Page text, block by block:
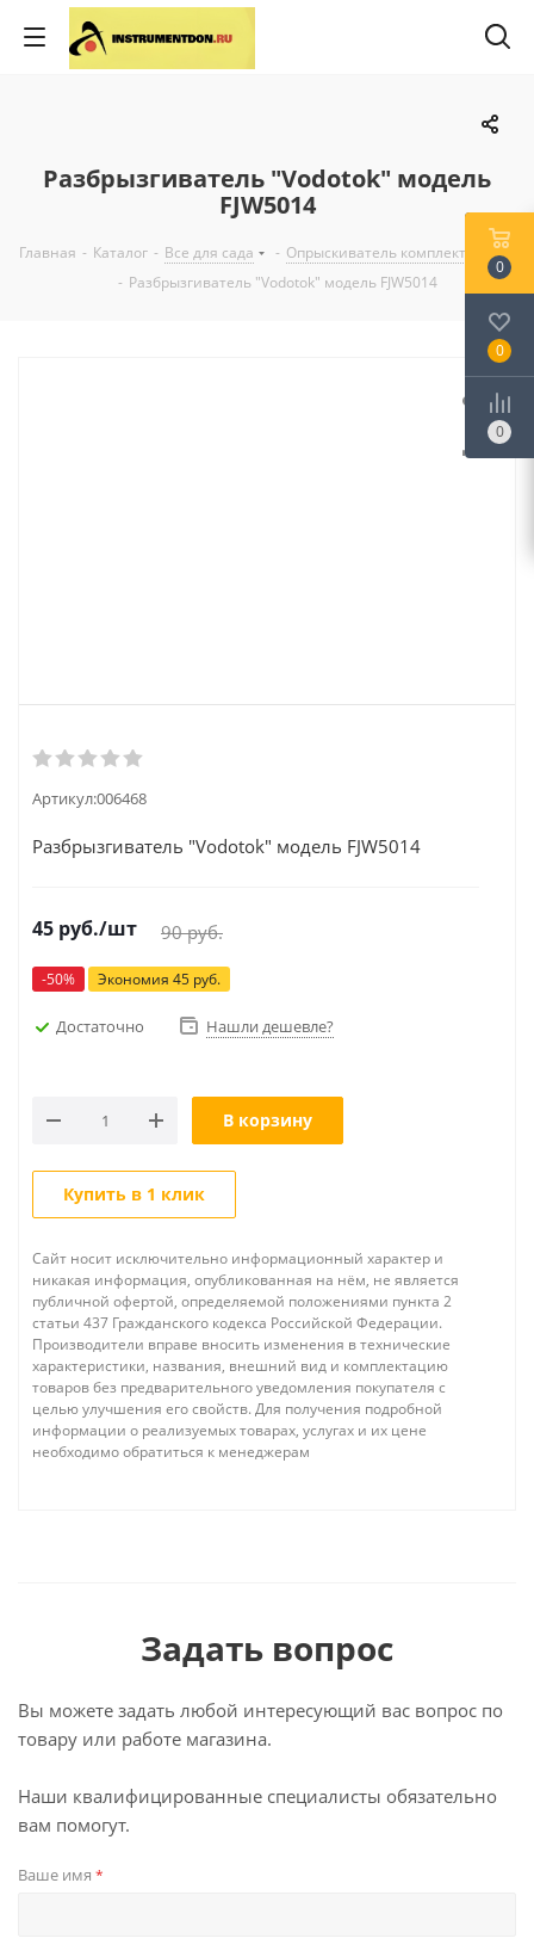
Разбрызгиватель "Vodotok" модель
FJW5014
Главная - Каталог - Все для сада - Опрыскиватель комплектующие
- Разбрызгиватель "Vodotok" модель FJW5014
Артикул:006468
Разбрызгиватель "Vodotok" модель FJW5014
45 руб./шт 90руб.
-50% Экономия 45 руб.
Достаточно Нашли дешевле?
В корзину
Купить в 1 клик
Сайт носит исключительно информационный характер и
никакая информация, опубликованная на нём, не является
публичной офертой, определяемой положениями пункта 2
статьи 437 Гражданского кодекса Российской Федерации.
Производители вправе вносить изменения в технические
характеристики, названия, внешний вид и комплектацию
товаров без предварительного уведомления покупателя с
целью улучшения его свойств. Для получения подробной
информации о реализуемых товарах, услугах и их цене
необходимо обратиться к менеджерам
Задать вопрос
Вы можете задать любой интересующий вас вопрос по
товару или работе магазина.
Наши квалифицированные специалисты обязательно
вам помогут.
Ваше имя *
0
0
0